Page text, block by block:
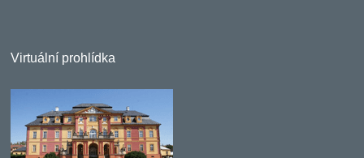
Virtuální prohlídka